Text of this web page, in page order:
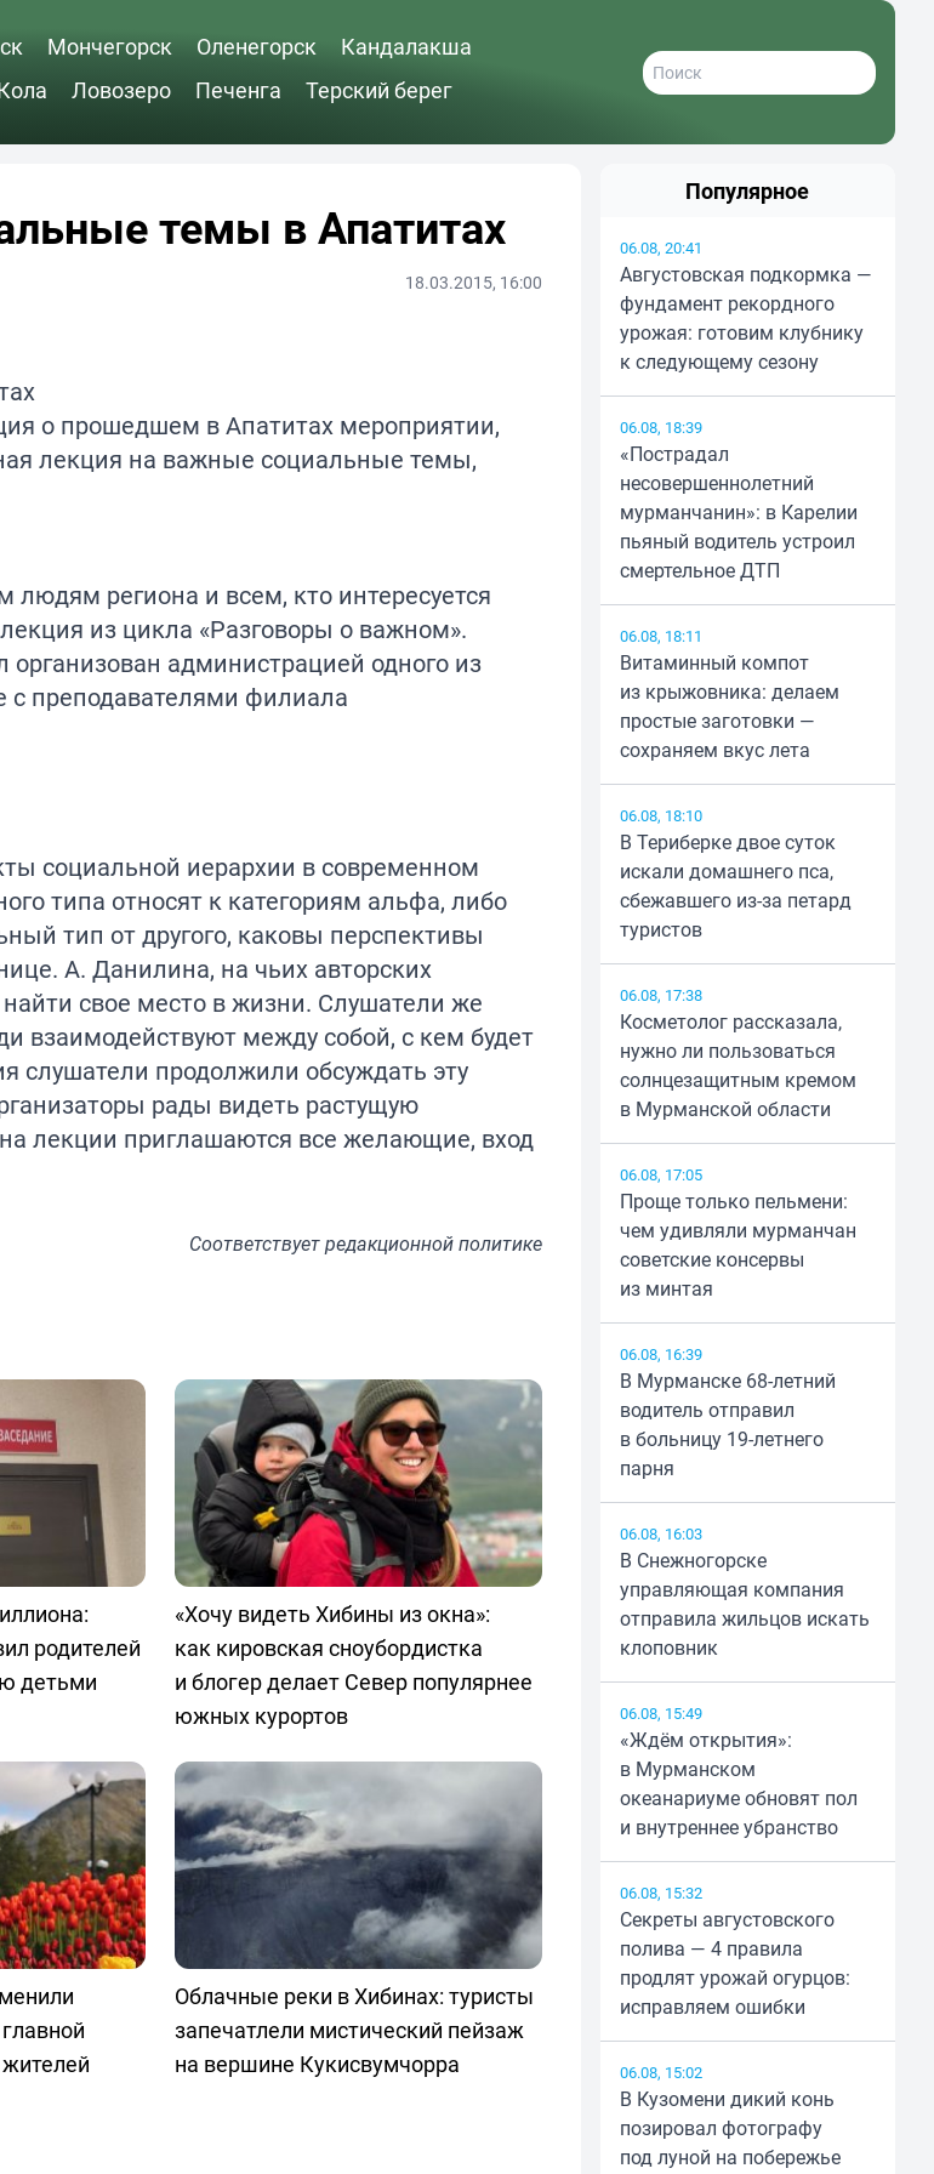
Мончегорск Оленегорск
Кандалакша
Ловозеро Печенга Терский берег
темы в Апатитах
18.03.2015, 16:00
о прошедшем в Апатитах мероприятии,
лекция на важные социальные темы,
региона и всем, кто интересуется
из цикла «Разговоры о важном».
администрацией одного из
с преподавателями филиала
социальной иерархии в современном
типа относят к категориям альфа, либо
тип от другого, каковы перспективы
А. Данилина, на чьих авторских
свое место в жизни. Слушатели же
взаимодействуют между собой, с кем будет
слушатели продолжили обсуждать эту
рады видеть растущую
лекции приглашаются все желающие, вход
Соответствуетредакционной политике
родителей
детьми
«Хочу видеть Хибины из окна»:
как кировская сноубордистка
и блогер делает Север популярнее
южных курортов
Облачные реки в Хибинах: туристы
запечатлели мистический пейзаж
на вершине Кукисвумчорра
Популярное
06.08, 20:41
Августовская подкормка —
фундамент рекордного
урожая: готовим клубнику
к следующему сезону
06.08, 18:39
«Пострадал
несовершеннолетний
мурманчанин»: в Карелии
пьяный водитель устроил
смертельное ДТП
06.08, 18:11
Витаминный компот
из крыжовника: делаем
простые заготовки —
сохраняем вкус лета
06.08, 18:10
В Териберке двое суток
искали домашнего пса,
сбежавшего из-за петард
туристов
06.08, 17:38
Косметолог рассказала,
нужно ли пользоваться
солнцезащитным кремом
в Мурманской области
06.08, 17:05
Проще только пельмени:
чем удивляли мурманчан
советские консервы
из минтая
06.08, 16:39
В Мурманске 68-летний
водитель отправил
в больницу 19-летнего
парня
06.08, 16:03
В Снежногорске
управляющая компания
отправила жильцов искать
клоповник
06.08, 15:49
«Ждём открытия»:
в Мурманском
океанариуме обновят пол
и внутреннее убранство
06.08, 15:32
Секреты августовского
полива — 4 правила
продлят урожай огурцов:
исправляем ошибки
06.08, 15:02
В Кузомени дикий конь
позировал фотографу
под луной на побережье